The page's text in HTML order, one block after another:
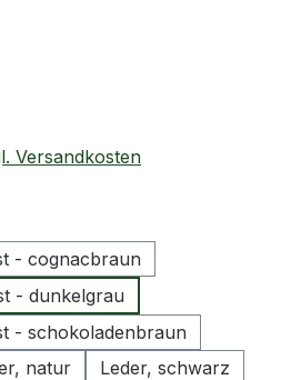
Versandkosten
- cognacbraun
- dunkelgrau
- schokoladenbraun
natur
Leder, schwarz